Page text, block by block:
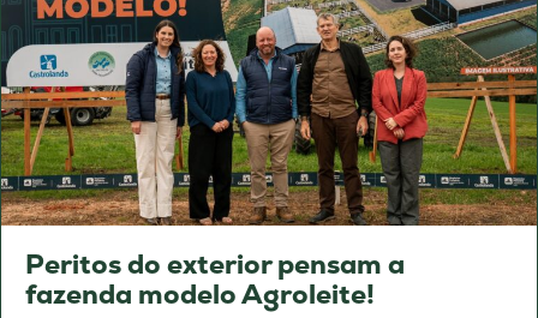
Peritos do exterior pensam a
fazenda modelo Agroleite!